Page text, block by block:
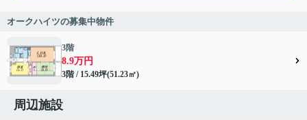
オークハイツの募集中物件
3階
8.9万円
3階 / 15.49坪(51.23㎡)
周辺施設